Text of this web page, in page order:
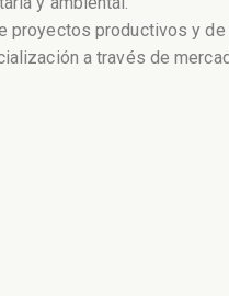
proyectos productivos y de
a través de